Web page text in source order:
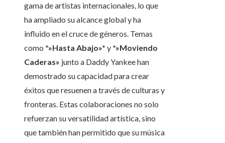
gama de artistas internacionales, lo que
ha ampliado su alcance global y ha
influido en el cruce de géneros. Temas
como *»Hasta Abajo»* y *»Moviendo
Caderas» junto a Daddy Yankee han
demostrado su capacidad para crear
éxitos que resuenen a través de culturas y
fronteras. Estas colaboraciones no solo
refuerzan su versatilidad artística, sino
que también han permitido que su música